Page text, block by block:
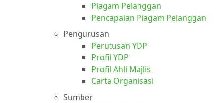
Piagam Pelanggan
Pencapaian Piagam Pelanggan
Pengurusan
Perutusan YDP
Profil YDP
Profil Ahli Majlis
Carta Organisasi
Sumber